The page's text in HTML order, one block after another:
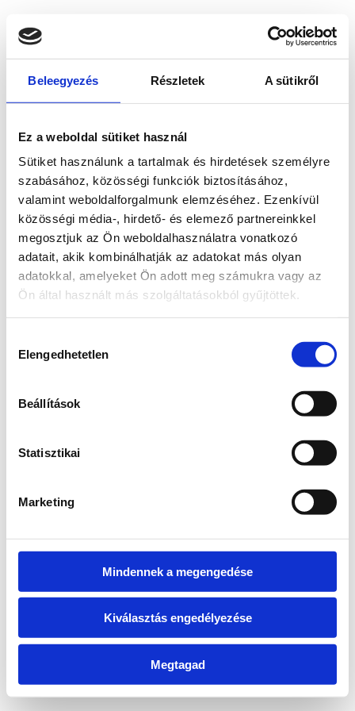
Beleegyezés Részletek A sütikről
Ez a weboldal sütiket használ
Sütiket használunk a tartalmak és hirdetések személyre
szabásához, közösségi funkciók biztosításához,
valamint weboldalforgalmunk elemzéséhez. Ezenkívül
közösségi média-, hirdető- és elemező partnereinkkel
megosztjuk az Ön weboldalhasználatra vonatkozó
adatait, akik kombinálhatják az adatokat más olyan
adatokkal, amelyeket Ön adott meg számukra vagy az
Ön által használt más szolgáltatásokból gyűjtöttek.
kiválasztása
Elengedhetetlen
Beállítások
Statisztikai
Marketing
Mindennek a megengedése
Kiválasztás engedélyezése
Megtagad
loadingwww.bicapp.hu
(see the browser console for more